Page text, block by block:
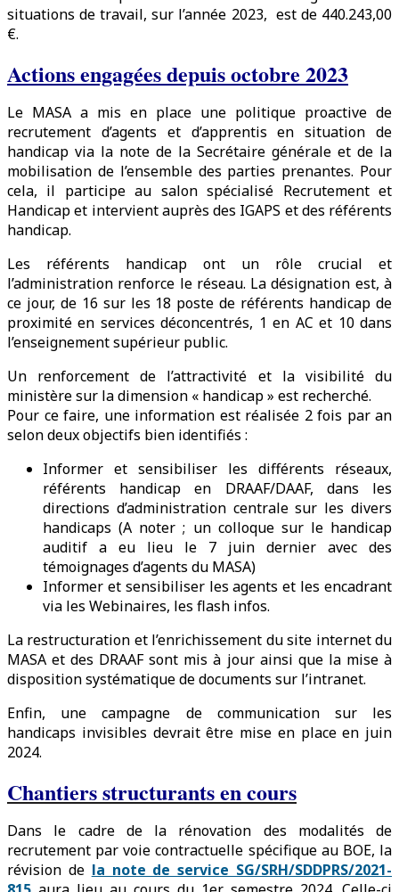
situations de travail, sur l’année 2023, est de 440.243,00
€.
Actions engagées depuis octobre 2023
Le MASA a mis en place une politique proactive de
recrutement d’agents et d’apprentis en situation de
handicap via la note de la Secrétaire générale et de la
mobilisation de l’ensemble des parties prenantes. Pour
cela, il participe au salon spécialisé Recrutement et
Handicap et intervient auprès des IGAPS et des référents
handicap.
Les référents handicap ont un rôle crucial et
l’administration renforce le réseau. La désignation est, à
ce jour, de 16 sur les 18 poste de référents handicap de
proximité en services déconcentrés, 1 en AC et 10 dans
l’enseignement supérieur public.
Un renforcement de l’attractivité et la visibilité du
ministère sur la dimension « handicap » est recherché.
Pour ce faire, une information est réalisée 2 fois par an
selon deux objectifs bien identifiés :
Informer et sensibiliser les différents réseaux,
référents handicap en DRAAF/DAAF, dans les
directions d’administration centrale sur les divers
handicaps (A noter ; un colloque sur le handicap
auditif a eu lieu le 7 juin dernier avec des
témoignages d’agents du MASA)
Informer et sensibiliser les agents et les encadrant
via les Webinaires, les flash infos.
La restructuration et l’enrichissement du site internet du
MASA et des DRAAF sont mis à jour ainsi que la mise à
disposition systématique de documents sur l’intranet.
Enfin, une campagne de communication sur les
handicaps invisibles devrait être mise en place en juin
2024.
Chantiers structurants en cours
Dans le cadre de la rénovation des modalités de
recrutement par voie contractuelle spécifique au BOE, la
révision de la note de service SG/SRH/SDDPRS/2021-